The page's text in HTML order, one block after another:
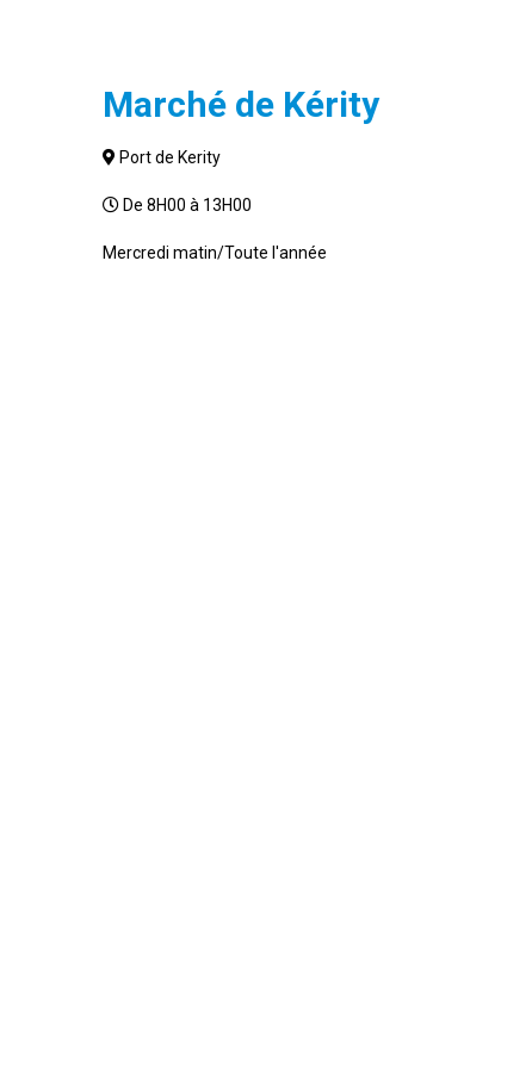
Marché de Kérity
Port de Kerity
De 8H00 à 13H00
Mercredi matin/Toute l'année